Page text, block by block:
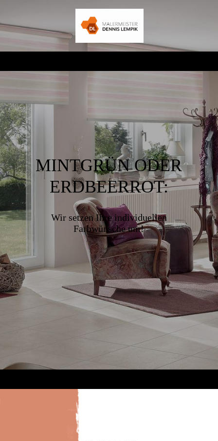
MINTGRÜN ODER
ERDBEERROT:
Wir setzen Ihre individuellen
Farbwünsche um!